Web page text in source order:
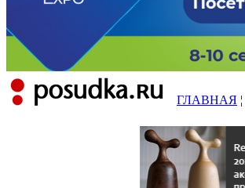
ГЛАВНАЯ ¦